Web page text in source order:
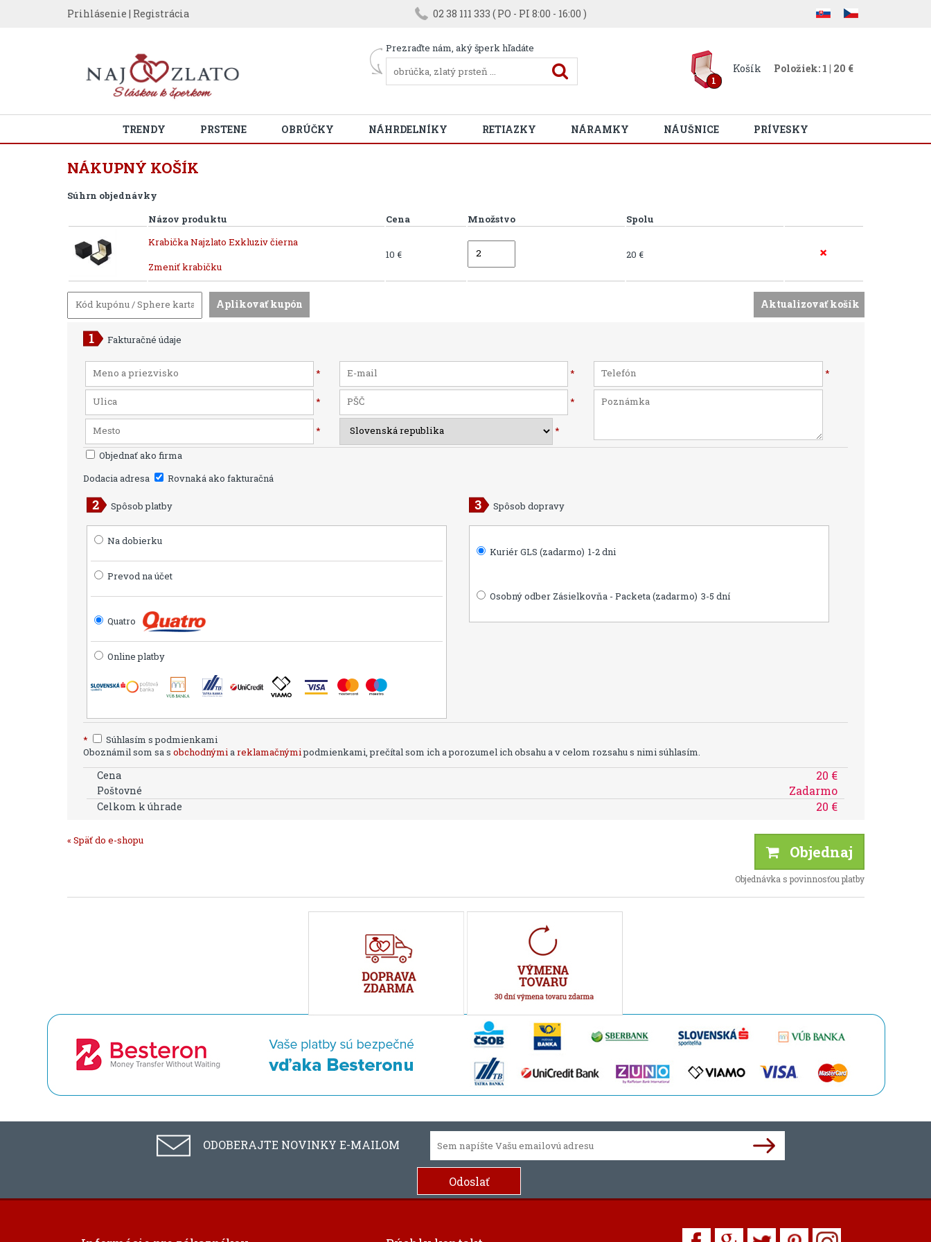
Prihlásenie | Registrácia 02 38 111 333 ( PO - PI 8:00 - 16:00 )
Prezraďte nám, aký šperk hľadáte
1
Košík Položiek: 1 | 20 €
TRENDY PRSTENE OBRÚČKY NÁHRDELNÍKY RETIAZKY NÁRAMKY NÁUŠNICE PRÍVESKY
NÁKUPNÝ KOŠÍK
Súhrn objednávky
Názov produktu
Cena Množstvo
Spolu
Krabička Najzlato Exkluziv čierna
Zmeniť krabičku
10 € 20 €
Fakturačné údaje
* * *
* *
*
*
Objednať ako firma
Dodacia adresa
Rovnaká ako fakturačná
Spôsob platby
Na dobierku
Prevod na účet
Quatro
Online platby
Spôsob dopravy
Kuriér GLS (zadarmo) 1-2 dni
Osobný odber Zásielkovňa - Packeta (zadarmo) 3-5 dní
*
Súhlasím s podmienkami
Oboznámil som sa s obchodnýmiareklamačnýmipodmienkami, prečítal som ich a porozumel ich obsahu a v celom rozsahu s nimi súhlasím.
Cena 20 €
Poštovné Zadarmo
Celkom k úhrade 20 €
« Späť do e-shopu
Objednaj
Objednávka s povinnosťou platby
ODOBERAJTE NOVINKY E-MAILOM